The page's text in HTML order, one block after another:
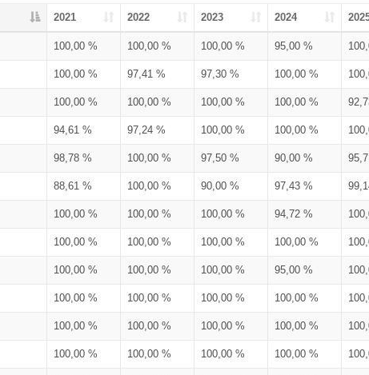
2021 2022 2023 2024
100,00 % 100,00 % 100,00 % 95,00 %
100,00 % 97,41 % 97,30 % 100,00 %
100,00 % 100,00 % 100,00 % 100,00 %
94,61 % 97,24 % 100,00 % 100,00 %
98,78 % 100,00 % 97,50 % 90,00 %
88,61 % 100,00 % 90,00 % 97,43 %
100,00 % 100,00 % 100,00 % 94,72 %
100,00 % 100,00 % 100,00 % 100,00 %
100,00 % 100,00 % 100,00 % 95,00 %
100,00 % 100,00 % 100,00 % 100,00 %
100,00 % 100,00 % 100,00 % 100,00 %
100,00 % 100,00 % 100,00 % 100,00 %